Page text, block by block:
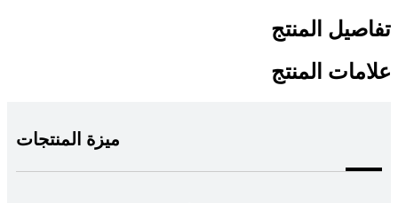
تفاصيل المنتج
علامات المنتج
ميزة المنتجات